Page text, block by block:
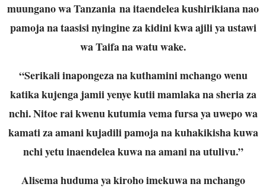
muungano wa Tanzania na itaendelea kushirikiana nao
pamoja na taasisi nyingine za kidini kwa ajili ya ustawi
wa Taifa na watu wake.
“Serikali inapongeza na kuthamini mchango wenu
katika kujenga jamii yenye kutii mamlaka na sheria za
nchi. Nitoe rai kwenu kutumia vema fursa ya uwepo wa
kamati za amani kujadili pamoja na kuhakikisha kuwa
nchi yetu inaendelea kuwa na amani na utulivu.”
Alisema huduma ya kiroho imekuwa na mchango